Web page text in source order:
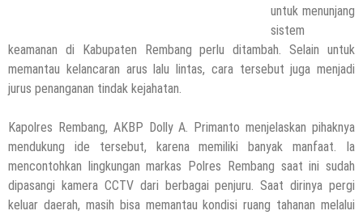
untuk menunjang
sistem
keamanan di Kabupaten Rembang perlu ditambah. Selain untuk
memantau kelancaran arus lalu lintas, cara tersebut juga menjadi
jurus penanganan tindak kejahatan.
Kapolres Rembang, AKBP Dolly A. Primanto menjelaskan pihaknya
mendukung ide tersebut, karena memiliki banyak manfaat. Ia
mencontohkan lingkungan markas Polres Rembang saat ini sudah
dipasangi kamera CCTV dari berbagai penjuru. Saat dirinya pergi
keluar daerah, masih bisa memantau kondisi ruang tahanan melalui